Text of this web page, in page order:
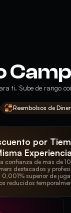
ti. Sube de rango
Reembolsos de
por
confianza de más de
destacados y
0,001% superior de
reducidos